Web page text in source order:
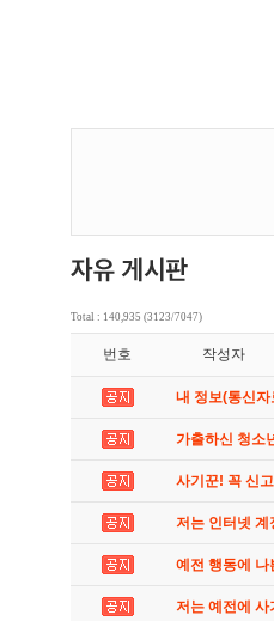
Total : 140,935 (3123/7047)
번호 작성자
내 정보(통신
가출하신 청소
사기꾼! 꼭 신
저는 인터넷 계
예전 행동에 나
저는 예전에 사